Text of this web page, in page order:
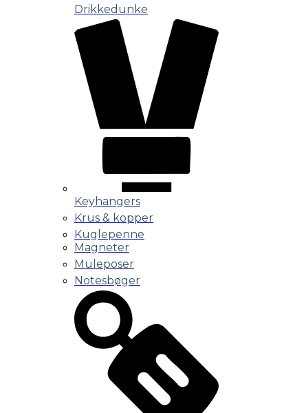
Drikkedunke
Keyhangers
Krus & kopper
Kuglepenne
Magneter
Muleposer
Notesbøger